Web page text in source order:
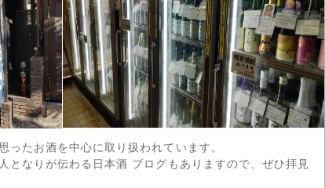
、加賀鳶、桂月など
たお酒を中心に取り扱われています。
となりが伝わる日本酒 ブログもありますので、ぜひ拝見